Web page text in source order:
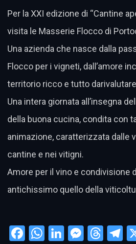
Per la XXI edizione di “Cantine
visita le Masserie Flocco di
Una azienda che nasce dalla
Flocco per i vigneti, dall’amore
territorio ricco e tutto
Una intera giornata all’insegna
della buona cucina, condita con
animazione, caratterizzata dalle
cantine e nei vitigni.
Amore per il vino e condivisione
antichissimo quello della
Facebook
WhatsApp
LinkedIn